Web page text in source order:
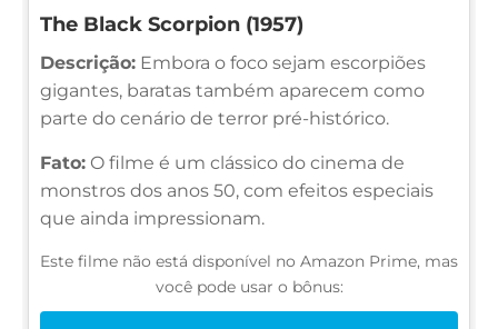
The Black Scorpion (1957)
Descrição: Embora o foco sejam escorpiões
gigantes, baratas também aparecem como
parte do cenário de terror pré-histórico.
Fato: O filme é um clássico do cinema de
monstros dos anos 50, com efeitos especiais
que ainda impressionam.
Este filme não está disponível no Amazon Prime, mas
você pode usar o bônus: